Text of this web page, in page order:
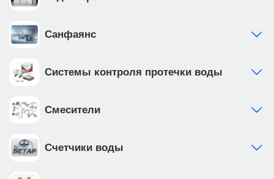
Санфаянс
Системы контроля протечки воды
Смесители
Счетчики воды